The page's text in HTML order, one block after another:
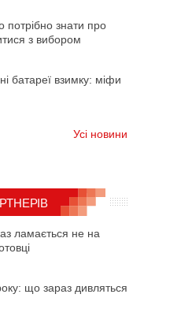
потрібно знати про
з вибором
батареї взимку: міфи
Усі новини
ламається не на
що зараз дивляться